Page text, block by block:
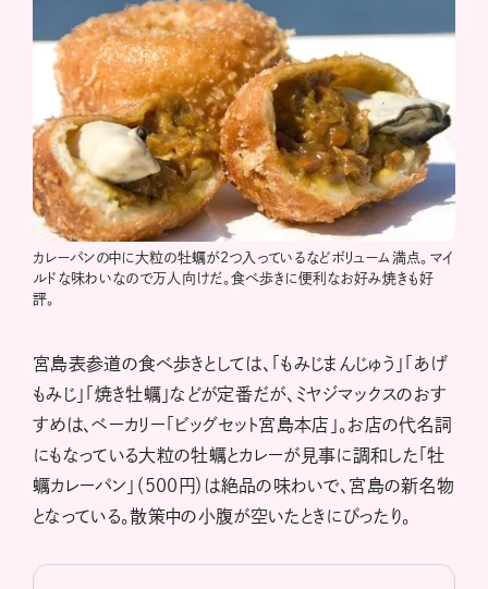
カレーパンの中に大粒の牡蠣が2つ入っているなどボリューム満点。マイ
ルドな味わいなので万人向けだ。食べ歩きに便利なお好み焼きも好
評。
宮島表参道の食べ歩きとしては、「もみじまんじゅう」「あげ
もみじ」「焼き牡蠣」などが定番だが、ミヤジマックスのおす
すめは、ベーカリー「ビッグセット宮島本店」。お店の代名詞
にもなっている大粒の牡蠣とカレーが見事に調和した「牡
蠣カレーパン」（500円）は絶品の味わいで、宮島の新名物
となっている。散策中の小腹が空いたときにぴったり。